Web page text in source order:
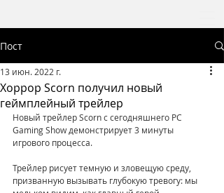
Пост
Хоррор Scorn получил новый
геймплейный трейлер
13 июн. 2022 г.
Новый трейлер Scorn с сегодняшнего PC
Gaming Show демонстрирует 3 минуты
игрового процесса.
Трейлер рисует темную и зловещую среду,
призванную вызывать глубокую тревогу: мы